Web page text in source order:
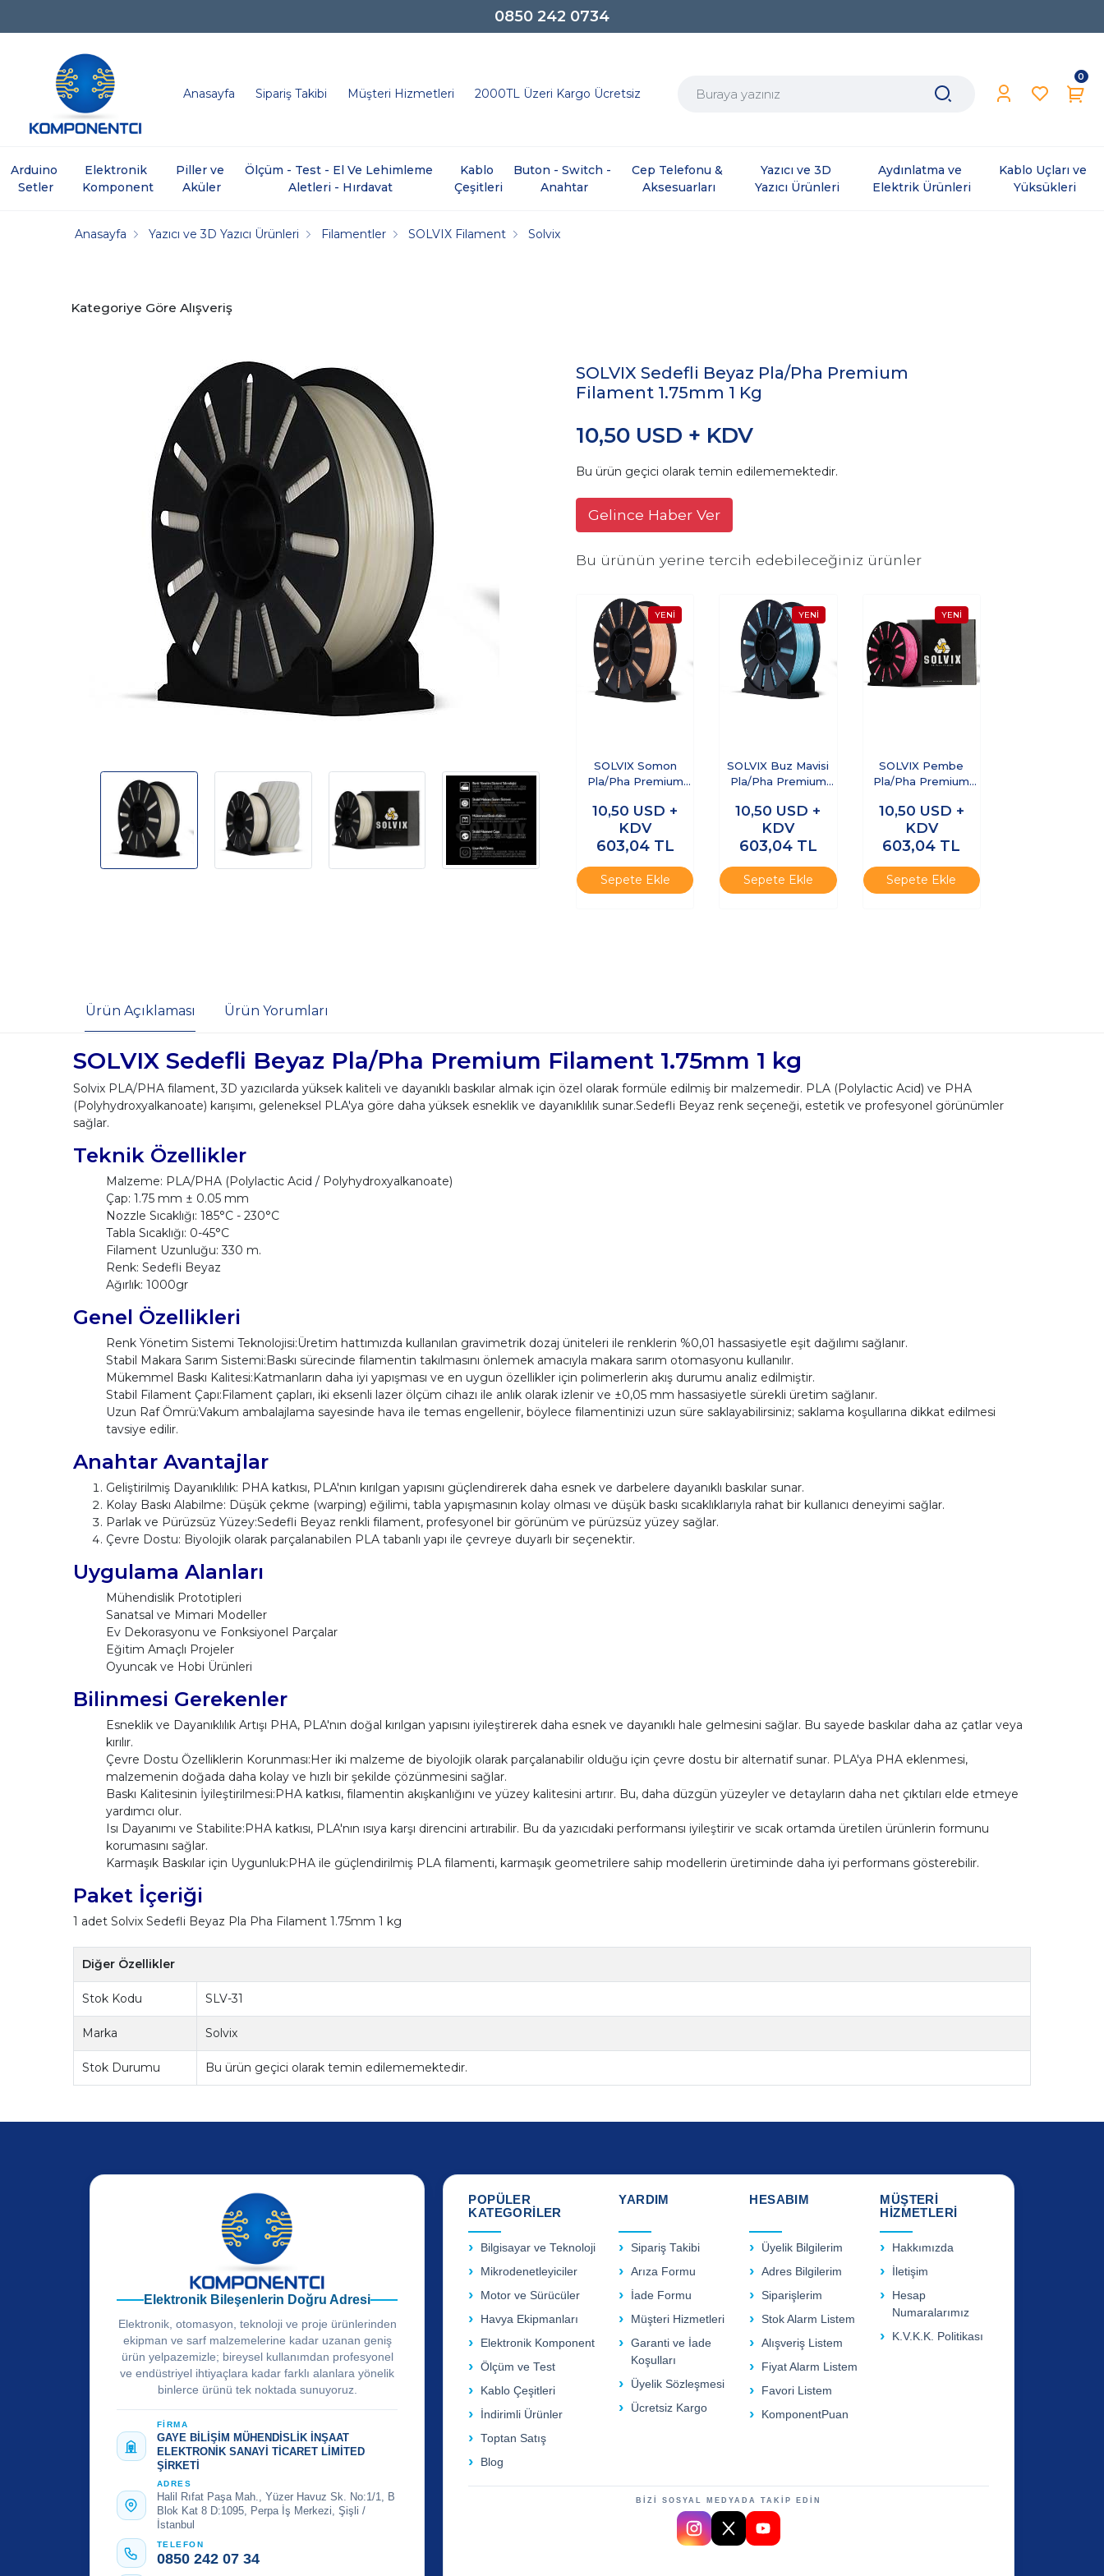
0850 242 0734
Anasayfa Sipariş Takibi Müşteri Hizmetleri 2000TL Üzeri Kargo Ücretsiz
0
Arduino
Setler
Elektronik
Komponent
Piller ve
Aküler
Ölçüm - Test - El Ve Lehimleme
Aletleri - Hırdavat
Kablo
Çeşitleri
Buton - Switch -
Anahtar
Cep Telefonu &
Aksesuarları
Yazıcı ve 3D
Yazıcı Ürünleri
Aydınlatma ve
Elektrik Ürünleri
Kablo Uçları ve
Yüksükleri
Anasayfa Yazıcı ve 3D Yazıcı Ürünleri Filamentler SOLVIX Filament Solvix
Kategoriye Göre Alışveriş
SOLVIX Sedefli Beyaz Pla/Pha Premium
Filament 1.75mm 1 Kg
10,50 USD + KDV
Bu ürün geçici olarak temin edilememektedir.
Gelince Haber Ver
Bu ürünün yerine tercih edebileceğiniz ürünler
SOLVIX Somon
Pla/Pha Premium
Kg
10,50 USD +
KDV
603,04 TL
Sepete Ekle
SOLVIX Buz Mavisi
Pla/Pha Premium
Kg
10,50 USD +
KDV
603,04 TL
Sepete Ekle
SOLVIX Pembe
Pla/Pha Premium
Kg
10,50 USD +
KDV
603,04 TL
Sepete Ekle
Ürün Açıklaması Ürün Yorumları
SOLVIX Sedefli Beyaz Pla/Pha Premium Filament 1.75mm 1 kg
Solvix PLA/PHA filament, 3D yazıcılarda yüksek kaliteli ve dayanıklı baskılar almak için özel olarak formüle edilmiş bir malzemedir. PLA (Polylactic Acid) ve PHA
(Polyhydroxyalkanoate) karışımı, geleneksel PLA'ya göre daha yüksek esneklik ve dayanıklılık sunar.Sedefli Beyaz renk seçeneği, estetik ve profesyonel görünümler
sağlar.
Teknik Özellikler
Malzeme: PLA/PHA (Polylactic Acid / Polyhydroxyalkanoate)
Çap: 1.75 mm ± 0.05 mm
Nozzle Sıcaklığı: 185°C - 230°C
Tabla Sıcaklığı: 0-45°C
Filament Uzunluğu: 330 m.
Renk: Sedefli Beyaz
Ağırlık: 1000gr
Genel Özellikleri
Renk Yönetim Sistemi Teknolojisi:Üretim hattımızda kullanılan gravimetrik dozaj üniteleri ile renklerin %0,01 hassasiyetle eşit dağılımı sağlanır.
Stabil Makara Sarım Sistemi:Baskı sürecinde filamentin takılmasını önlemek amacıyla makara sarım otomasyonu kullanılır.
Mükemmel Baskı Kalitesi:Katmanların daha iyi yapışması ve en uygun özellikler için polimerlerin akış durumu analiz edilmiştir.
Stabil Filament Çapı:Filament çapları, iki eksenli lazer ölçüm cihazı ile anlık olarak izlenir ve ±0,05 mm hassasiyetle sürekli üretim sağlanır.
Uzun Raf Ömrü:Vakum ambalajlama sayesinde hava ile temas engellenir, böylece filamentinizi uzun süre saklayabilirsiniz; saklama koşullarına dikkat edilmesi
tavsiye edilir.
Anahtar Avantajlar
Geliştirilmiş Dayanıklılık: PHA katkısı, PLA'nın kırılgan yapısını güçlendirerek daha esnek ve darbelere dayanıklı baskılar sunar.
Kolay Baskı Alabilme: Düşük çekme (warping) eğilimi, tabla yapışmasının kolay olması ve düşük baskı sıcaklıklarıyla rahat bir kullanıcı deneyimi sağlar.
Parlak ve Pürüzsüz Yüzey:Sedefli Beyaz renkli filament, profesyonel bir görünüm ve pürüzsüz yüzey sağlar.
Çevre Dostu: Biyolojik olarak parçalanabilen PLA tabanlı yapı ile çevreye duyarlı bir seçenektir.
Uygulama Alanları
Mühendislik Prototipleri
Sanatsal ve Mimari Modeller
Ev Dekorasyonu ve Fonksiyonel Parçalar
Eğitim Amaçlı Projeler
Oyuncak ve Hobi Ürünleri
Bilinmesi Gerekenler
Esneklik ve Dayanıklılık Artışı PHA, PLA'nın doğal kırılgan yapısını iyileştirerek daha esnek ve dayanıklı hale gelmesini sağlar. Bu sayede baskılar daha az çatlar veya
kırılır.
Çevre Dostu Özelliklerin Korunması:Her iki malzeme de biyolojik olarak parçalanabilir olduğu için çevre dostu bir alternatif sunar. PLA'ya PHA eklenmesi,
malzemenin doğada daha kolay ve hızlı bir şekilde çözünmesini sağlar.
Baskı Kalitesinin İyileştirilmesi:PHA katkısı, filamentin akışkanlığını ve yüzey kalitesini artırır. Bu, daha düzgün yüzeyler ve detayların daha net çıktıları elde etmeye
yardımcı olur.
Isı Dayanımı ve Stabilite:PHA katkısı, PLA'nın ısıya karşı direncini artırabilir. Bu da yazıcıdaki performansı iyileştirir ve sıcak ortamda üretilen ürünlerin formunu
korumasını sağlar.
Karmaşık Baskılar için Uygunluk:PHA ile güçlendirilmiş PLA filamenti, karmaşık geometrilere sahip modellerin üretiminde daha iyi performans gösterebilir.
Paket İçeriği
1 adet Solvix Sedefli Beyaz Pla Pha Filament 1.75mm 1 kg
Diğer Özellikler
Stok Kodu SLV-31
Marka Solvix
Stok Durumu Bu ürün geçici olarak temin edilememektedir.
Elektronik Bileşenlerin Doğru Adresi
Elektronik, otomasyon, teknoloji ve proje ürünlerinden
ekipman ve sarf malzemelerine kadar uzanan geniş
ürün yelpazemizle; bireysel kullanımdan profesyonel
ve endüstriyel ihtiyaçlara kadar farklı alanlara yönelik
binlerce ürünü tek noktada sunuyoruz.
FİRMA
GAYE BİLİŞİM MÜHENDİSLİK İNŞAAT
ELEKTRONİK SANAYİ TİCARET LİMİTED
ŞİRKETİ
ADRES
Halil Rıfat Paşa Mah., Yüzer Havuz Sk. No:1/1, B
Blok Kat 8 D:1095, Perpa İş Merkezi, Şişli /
İstanbul
TELEFON
0850 242 07 34
POPÜLER
KATEGORİLER
Bilgisayar ve Teknoloji
Mikrodenetleyiciler
Motor ve Sürücüler
Havya Ekipmanları
Elektronik Komponent
Ölçüm ve Test
Kablo Çeşitleri
İndirimli Ürünler
Toptan Satış
Blog
YARDIM
Sipariş Takibi
Arıza Formu
İade Formu
Müşteri Hizmetleri
Garanti ve İade
Koşulları
Üyelik Sözleşmesi
Ücretsiz Kargo
HESABIM
Üyelik Bilgilerim
Adres Bilgilerim
Siparişlerim
Stok Alarm Listem
Alışveriş Listem
Fiyat Alarm Listem
Favori Listem
KomponentPuan
MÜŞTERİ
HİZMETLERİ
Hakkımızda
İletişim
Hesap
Numaralarımız
K.V.K.K. Politikası
BİZİ SOSYAL MEDYADA TAKİP EDİN